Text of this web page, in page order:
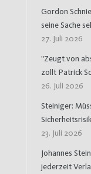
Gordon
seine Sache
27. Juli 2026
"Zeugt von
zollt Patrick
26. Juli 2026
Steiniger:
23. Juli 2026
Johannes
jederzeit